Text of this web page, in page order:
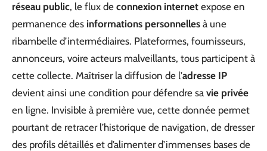
réseau public, le flux de connexion internet expose en
permanence des informations personnelles à une
ribambelle d’intermédiaires. Plateformes, fournisseurs,
annonceurs, voire acteurs malveillants, tous participent à
cette collecte. Maîtriser la diffusion de l’adresse IP
devient ainsi une condition pour défendre sa vie privée
en ligne. Invisible à première vue, cette donnée permet
pourtant de retracer l’historique de navigation, de dresser
des profils détaillés et d’alimenter d’immenses bases de